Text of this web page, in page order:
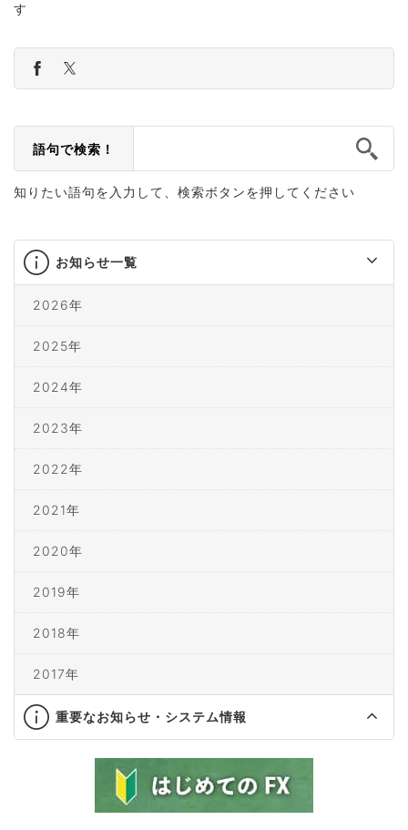
す
語句で検索！
知りたい語句を入力して、検索ボタンを押してください
お知らせ一覧
2026年
2025年
2024年
2023年
2022年
2021年
2020年
2019年
2018年
2017年
重要なお知らせ・システム情報